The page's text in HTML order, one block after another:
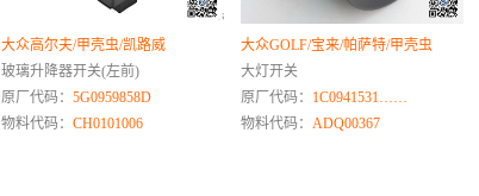
大众高尔夫/甲壳虫/凯路威
玻璃升降器开关(左前)
原厂代码： 5G0959858D
物料代码： CH0101006
大众GOLF/宝来/帕萨特/甲壳虫
大灯开关
原厂代码： 1C0941531……
物料代码： ADQ00367